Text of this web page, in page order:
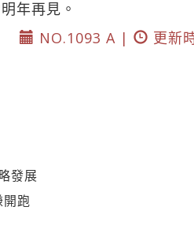
年再見。
NO.1093 A |
更新
發展
跑